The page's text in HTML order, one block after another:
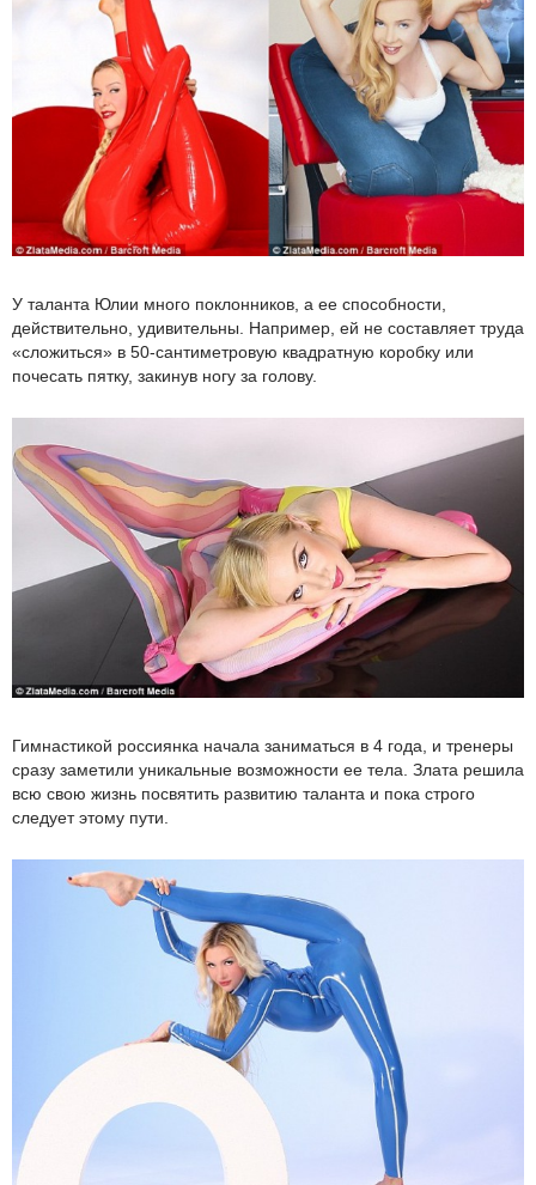
У таланта Юлии много поклонников, а ее способности,
действительно, удивительны. Например, ей не составляет труда
«сложиться» в 50-сантиметровую квадратную коробку или
почесать пятку, закинув ногу за голову.
Гимнастикой россиянка начала заниматься в 4 года, и тренеры
сразу заметили уникальные возможности ее тела. Злата решила
всю свою жизнь посвятить развитию таланта и пока строго
следует этому пути.